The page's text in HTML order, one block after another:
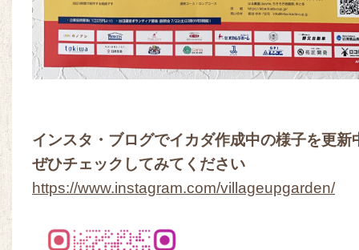
インスタ・ブログでイカダ作成中の様子を更新
ぜひチェックしてみてください
https://www.instagram.com/villageupgarden/